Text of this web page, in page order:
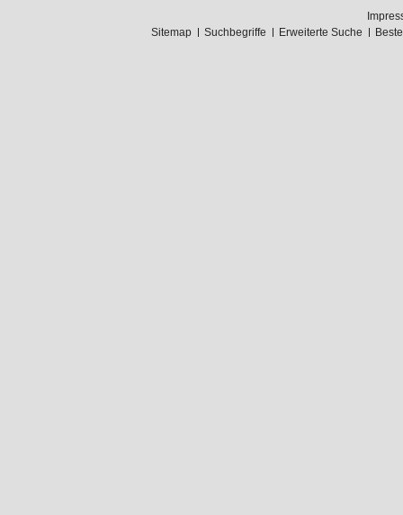
Sitemap
Suchbegriffe Erweiterte Suche